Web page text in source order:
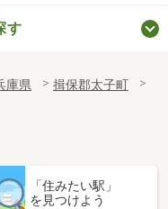
す
庫県
揖保郡太子町
「住みたい駅」
を見つけよう